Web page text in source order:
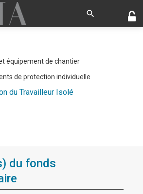
équipement de chantier
de protection individuelle
du Travailleur Isolé
du fonds